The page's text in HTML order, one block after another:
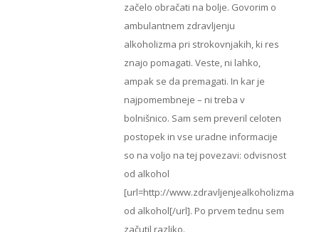
začelo obračati na bolje. Govorim o
ambulantnem zdravljenju
alkoholizma pri strokovnjakih, ki res
znajo pomagati. Veste, ni lahko,
ampak se da premagati. In kar je
najpomembneje – ni treba v
bolnišnico. Sam sem preveril celoten
postopek in vse uradne informacije
so na voljo na tej povezavi: odvisnost
od alkohol
[url=http://
od alkohol[/url]. Po prvem tednu sem
začutil razliko.